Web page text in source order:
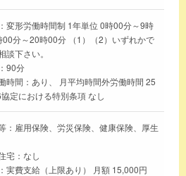
変形労働時間制 1年単位 0時00分～9時
分～20時00分 （1）（2）いずれかで
談下さい。
90分
時間：あり、 月平均時間外労働時間 25
定における特別条項 なし
：雇用保険、労災保険、健康保険、厚生
宅：なし
実費支給（上限あり） 月額 15,000円